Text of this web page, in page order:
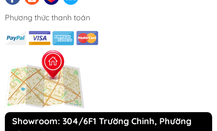
Phương thức thanh toán
Showroom: 304/6F1 Trường Chinh, Phường